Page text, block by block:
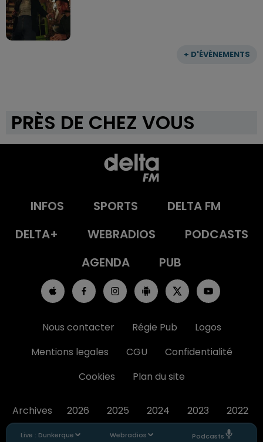
Live : Dunkerque Webradios Podcasts
+ D'ÉVÈNEMENTS
PRÈS DE CHEZ VOUS
INFOS SPORTS
DELTA FM
DELTA+
WEBRADIOS
PODCASTS
AGENDA
PUB
Nous contacter Régie Pub
Logos
Mentions legales
CGU
Confidentialité
Cookies
Plan du site
Archives 2026 2025 2024 2023 2022